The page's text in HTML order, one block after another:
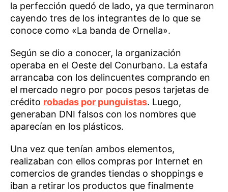
la perfección quedó de lado, ya que terminaron
cayendo tres de los integrantes de lo que se
conoce como «La banda de Ornella».
Según se dio a conocer, la organización
operaba en el Oeste del Conurbano. La estafa
arrancaba con los delincuentes comprando en
el mercado negro por pocos pesos tarjetas de
crédito robadas por punguistas. Luego,
generaban DNI falsos con los nombres que
aparecían en los plásticos.
Una vez que tenían ambos elementos,
realizaban con ellos compras por Internet en
comercios de grandes tiendas o shoppings e
iban a retirar los productos que finalmente